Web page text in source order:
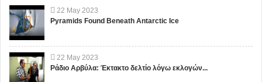
22 May 2023
Pyramids Found Beneath Antarctic Ice
22 May 2023
Ράδιο Αρβύλα: Έκτακτο δελτίο λόγω εκλογών...